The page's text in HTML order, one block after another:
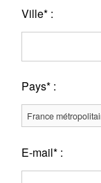
Ville* :
Pays* :
E-mail* :